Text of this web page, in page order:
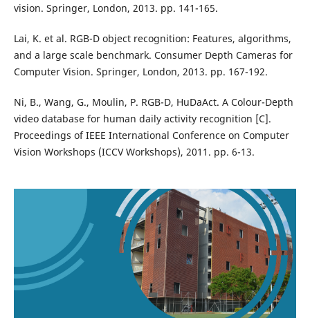
vision. Springer, London, 2013. pp. 141-165.
Lai, K. et al. RGB-D object recognition: Features, algorithms,
and a large scale benchmark. Consumer Depth Cameras for
Computer Vision. Springer, London, 2013. pp. 167-192.
Ni, B., Wang, G., Moulin, P. RGB-D, HuDaAct. A Colour-Depth
video database for human daily activity recognition [C].
Proceedings of IEEE International Conference on Computer
Vision Workshops (ICCV Workshops), 2011. pp. 6-13.